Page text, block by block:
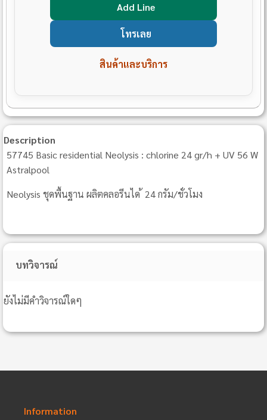
Add Line
โทรเลย
สินค้าและบริการ
Description
57745 Basic residential Neolysis : chlorine 24 gr/h + UV 56 W
Astralpool
Neolysis ชุดพื้นฐาน ผลิตคลอรีนได ้ 24 กรัม/ชั่วโมง
บทวิจารณ์
ยังไม่มีคำวิจารณ์ใดๆ
Information